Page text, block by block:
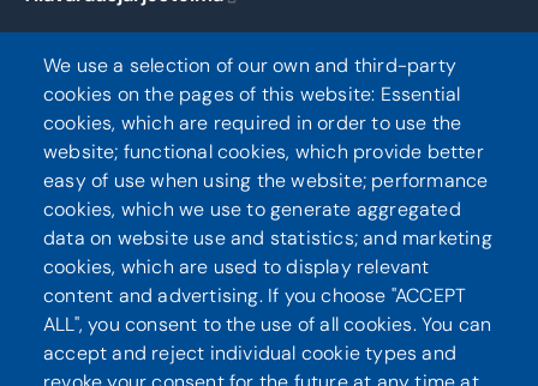
Seuraa meitä
We use a selection of our own and third-party
cookies on the pages of this website: Essential
cookies, which are required in order to use the
website; functional cookies, which provide better
easy of use when using the website; performance
cookies, which we use to generate aggregated
data on website use and statistics; and marketing
cookies, which are used to display relevant
content and advertising. If you choose "ACCEPT
ALL", you consent to the use of all cookies. You can
accept and reject individual cookie types and